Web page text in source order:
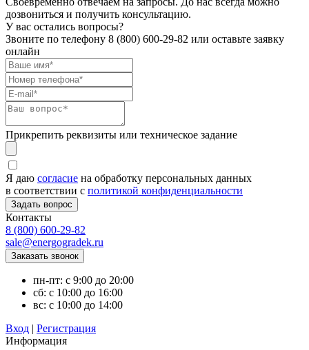
дозвониться и получить консультацию.
У вас остались вопросы?
Звоните по телефону 8 (800) 600-29-82 или оставьте заявку
онлайн
Прикрепить реквизиты или техническое задание
Я даю согласие на обработку персональных данных
в соответствии с политикой конфиденциальности
Контакты
8 (800) 600-29-82
sale@energogradek.ru
пн-пт: с 9:00 до 20:00
сб: с 10:00 до 16:00
вс: с 10:00 до 14:00
Вход | Регистрация
Информация